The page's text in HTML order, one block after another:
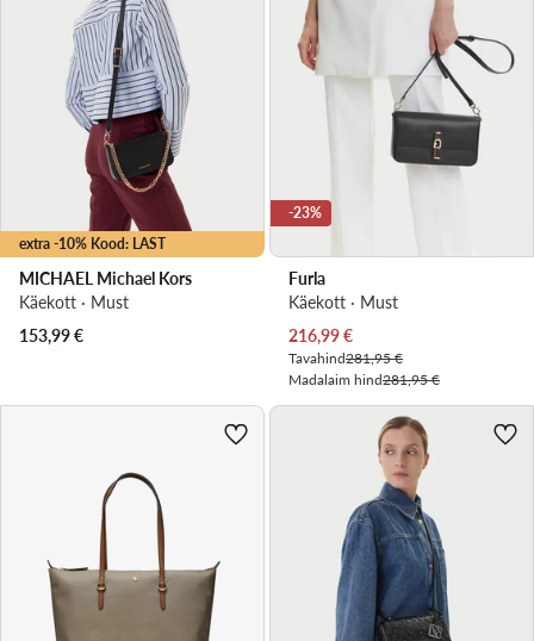
extra -10% Kood: LAST
MICHAEL Michael Kors
Käekott · Must
153,99€
-23%
Furla
Käekott · Must
Praegune hind
216,99€
Tavahind281,95 €
Madalaim hind281,95 €